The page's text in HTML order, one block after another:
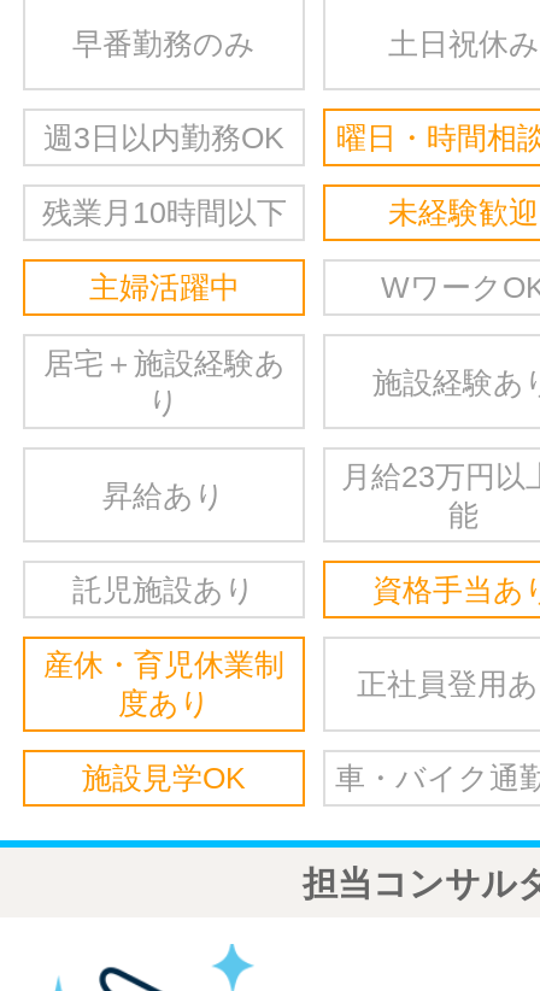
早番勤務のみ 土日祝休み
週3日以内勤務OK 曜日・時間相
残業月10時間以下 未経験歓迎
主婦活躍中 Wワーク
居宅＋施設経験あ
り
施設経験あ
昇給あり
月給23万円以
能
託児施設あり 資格手当あ
産休・育児休業制
度あり
正社員登用
施設見学OK 車・バイク通
担当コンサル